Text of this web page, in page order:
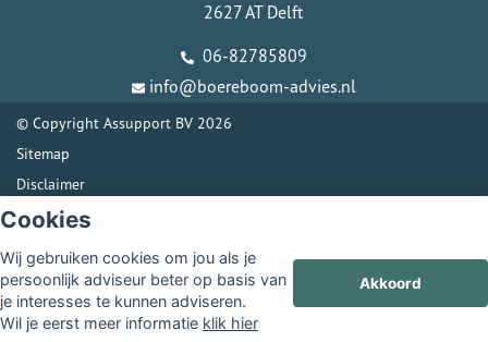
Cookies
Wij gebruiken cookies om jou als je
persoonlijk adviseur beter op basis van
je interesses te kunnen adviseren.
Wil je eerst meer informatie klik hier
Akkoord
2627 AT Delft
06-82785809
info@boereboom-advies.nl
© Copyright Assupport BV 2026
Sitemap
Disclaimer